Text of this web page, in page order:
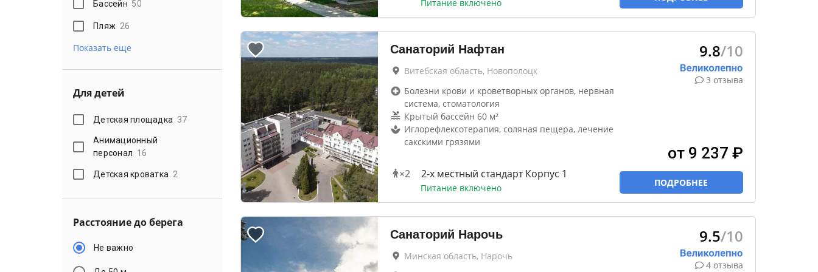
Бассейн 50
Пляж 26
Показать еще
Для детей
Детская площадка 37
Анимационный
персонал 16
Детская кроватка 2
Расстояние до берега
Не важно
Питание включено
Санаторий Нафтан
Витебская область, Новополоцк
Болезни крови и кроветворных органов, нервная
система, стоматология
Крытый бассейн 60 м²
Иглорефлексотерапия, соляная пещера, лечение
сакскими грязями
×2 2-x местный стандарт Корпус 1
Питание включено
9.8/10
3 отзыва
от 9 237 ₽
ПОДРОБНЕЕ
Санаторий Нарочь
Минская область, Нарочь
9.5/10
4 отзыва